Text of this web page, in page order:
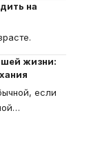
на
жизни:
если
…